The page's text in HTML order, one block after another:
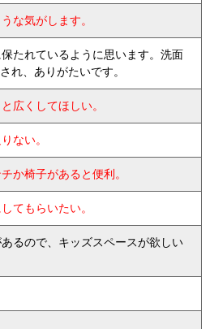
な気がします。
たれているように思います。洗面
れ、ありがたいです。
広くしてほしい。
ない。
か椅子があると便利。
てもらいたい。
るので、キッズスペースが欲しい